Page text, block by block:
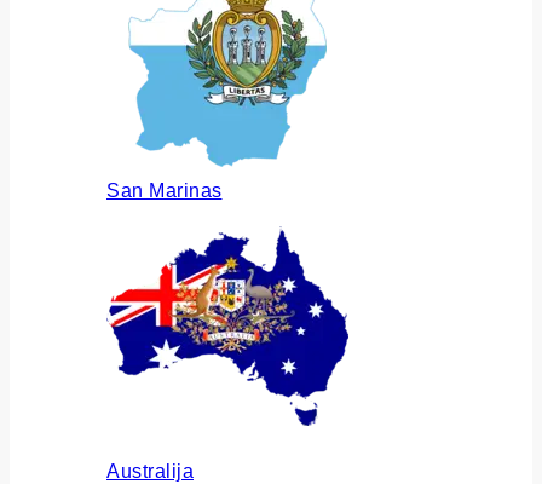
San Marinas
Australija